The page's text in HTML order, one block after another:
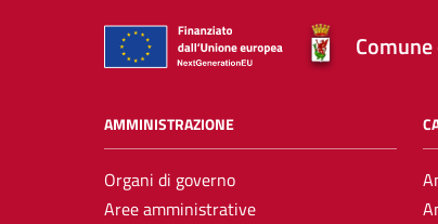
AMMINISTRAZIONE
Organi di governo
Aree amministrative